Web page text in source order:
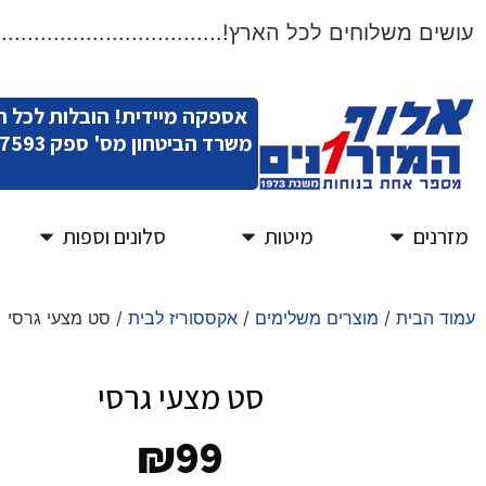
עושים משלוחים לכל
אספקה מיידית! הובלות לכל
משרד הביטחון מס' ספק 11007593
מזרנים מיטות סלונים וספות
עמוד הבית / מוצרים משלימים / אקססוריז לבית / סט מצעי גרסי
סט מצעי גרסי
₪99